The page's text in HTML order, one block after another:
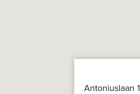
Antoniuslaan 1